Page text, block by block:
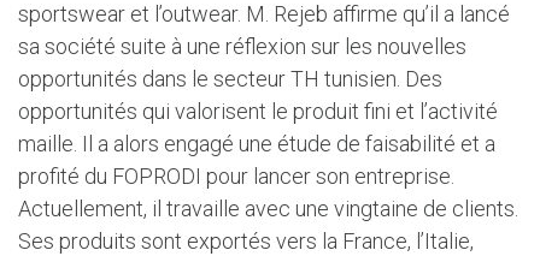
sportswear et l’outwear. M. Rejeb affirme qu’il a lancé
sa société suite à une réflexion sur les nouvelles
opportunités dans le secteur TH tunisien. Des
opportunités qui valorisent le produit fini et l’activité
maille. Il a alors engagé une étude de faisabilité et a
profité du FOPRODI pour lancer son entreprise.
Actuellement, il travaille avec une vingtaine de clients.
Ses produits sont exportés vers la France, l’Italie,